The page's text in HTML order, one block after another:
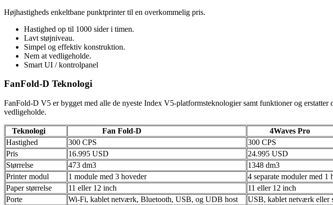
Højhastigheds enkeltbane punktprinter til en overkommelig pris.
Hastighed op til 1000 sider i timen.
Lavt støjniveau.
Simpel og effektiv konstruktion.
Nem at vedligeholde.
Smart UI / kontrolpanel
FanFold-D Teknologi
FanFold-D V5 er bygget med alle de nyeste Index V5-platformsteknologier samt funktioner og
vedligeholde.
Teknologi Fan Fold-D
4Waves Pro
Hastighed
300 CPS
300 CPS
Pris
16.995 USD
24.995 USD
Størrelse
473 dm3
1348 dm3
Printer modul
1 module med 3 hoveder
4 separate moduler med 1
Paper størrelse
11 eller 12 inch
11 eller 12 inch
Porte
Wi-Fi, kablet netværk, Bluetooth, USB, og UDB host
USB, kablet netværk eller